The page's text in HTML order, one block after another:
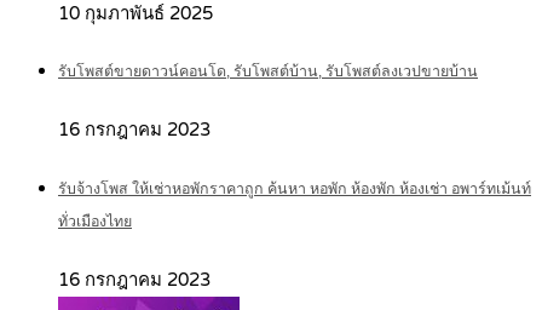
10 กุมภาพันธ์ 2025
รับโพสต์ขายดาวน์คอนโด, รับโพสต์บ้าน, รับโพสต์ลงเวปขายบ้าน
16 กรกฎาคม 2023
รับจ้างโพส ให้เช่าหอพักราคาถูก ค้นหา หอพัก ห้องพัก ห้องเช่า อพาร์ทเม้นท์
ทั่วเมืองไทย
16 กรกฎาคม 2023